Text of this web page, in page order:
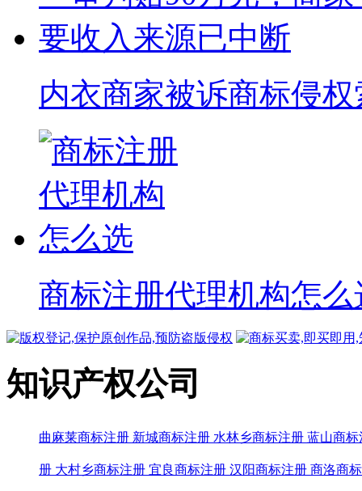
内衣商家被诉商标侵
商标注册代理机构怎么
知识产权公司
曲麻莱商标注册 新城商标注册 水林乡商标注册 蓝山商标
册 大村乡商标注册 宜良商标注册 汉阳商标注册 商洛商